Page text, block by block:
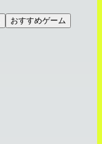
おすすめゲーム